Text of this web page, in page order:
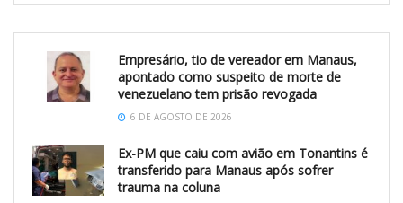
Empresário, tio de vereador em Manaus,
apontado como suspeito de morte de
venezuelano tem prisão revogada
6 DE AGOSTO DE 2026
Ex-PM que caiu com avião em Tonantins é
transferido para Manaus após sofrer
trauma na coluna